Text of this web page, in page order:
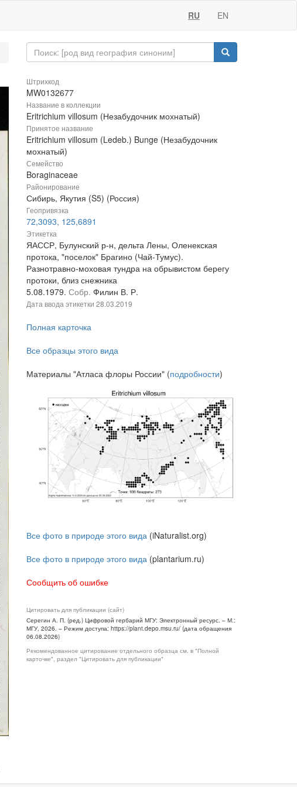
RU EN
Штрихкод
MW0132677
Название в коллекции
Eritrichium villosum (Незабудочник мохнатый)
Принятое название
Eritrichium villosum (Ledeb.) Bunge (Незабудочник
мохнатый)
Семейство
Boraginaceae
Районирование
Сибирь, Якутия (S5) (Россия)
Геопривязка
72,3093, 125,6891
Этикетка
ЯАССР, Булунский р-н, дельта Лены, Оленекская
протока, "поселок" Брагино (Чай-Тумус).
Разнотравно-моховая тундра на обрывистом берегу
протоки, близ снежника
5.08.1979. Собр. Филин В. Р.
Дата ввода этикетки 28.03.2019
Полная карточка
Все образцы этого вида
Материалы "Атласа флоры России" (подробности)
Все фото в природе этого вида (iNaturalist.org)
Все фото в природе этого вида (plantarium.ru)
Сообщить об ошибке
Цитировать для публикации (сайт)
Серегин А. П. (ред.) Цифровой гербарий МГУ: Электронный ресурс. – М.:
МГУ, 2026. – Режим доступа: https://plant.depo.msu.ru/ (дата обращения
06.08.2026)
Рекомендованное цитирование отдельного образца см. в "Полной
карточке", раздел "Цитировать для публикации"